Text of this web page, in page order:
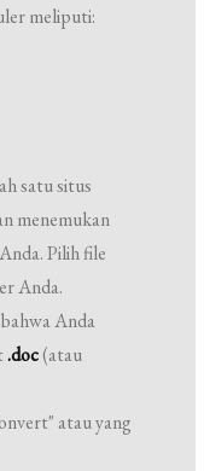
meliputi:
satu situs
menemukan
Pilih file
Anda.
Anda
.doc(atau
atau yang